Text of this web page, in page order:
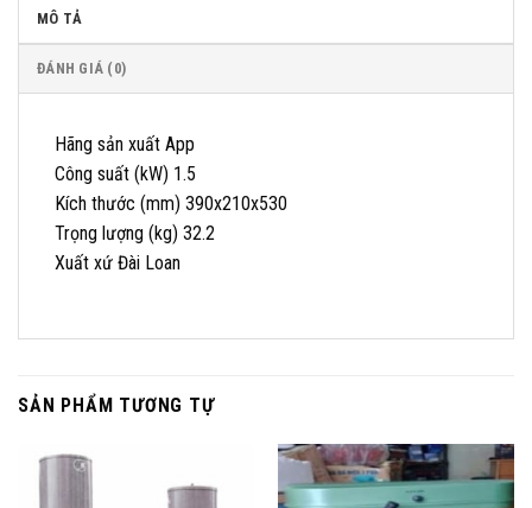
MÔ TẢ
ĐÁNH GIÁ (0)
Hãng sản xuất App
Công suất (kW) 1.5
Kích thước (mm) 390x210x530
Trọng lượng (kg) 32.2
Xuất xứ Đài Loan
SẢN PHẨM TƯƠNG TỰ